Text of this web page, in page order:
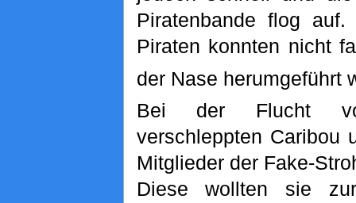
Piratenbande flog auf.
Piraten konnten nicht
der Nase herumgeführt
Bei der Flucht
verschleppten Caribou
Mitglieder der Fake-
Diese wollten sie